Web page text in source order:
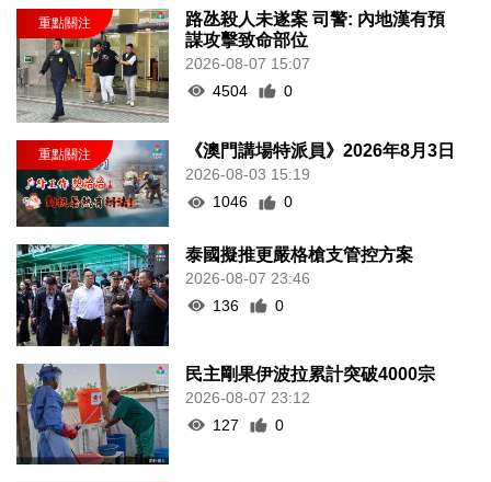
路氹殺人未遂案 司警: 內地漢有預
謀攻擊致命部位
2026-08-07 15:07
4504
0
《澳門講場特派員》2026年8月3日
2026-08-03 15:19
1046
0
泰國擬推更嚴格槍支管控方案
2026-08-07 23:46
136
0
民主剛果伊波拉累計突破4000宗
2026-08-07 23:12
127
0